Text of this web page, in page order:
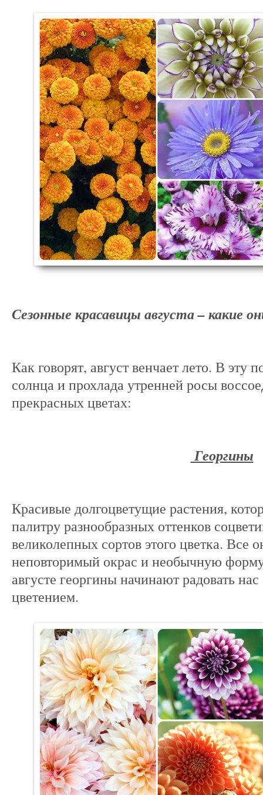
Сезонные красавицы августа – какие
Как говорят, август венчает лето. В эту
солнца и прохлада утренней росы
прекрасных цветах:
Георгины
Красивые долгоцветущие растения,
палитру разнообразных оттенков
великолепных сортов этого цветка. Все
неповторимый окрас и необычную
августе георгины начинают радовать
цветением.